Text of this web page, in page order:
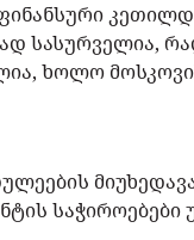
სასურველია,
ხოლო
საჭიროებები